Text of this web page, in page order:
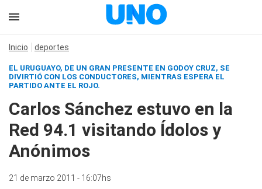
Inicio deportes
EL URUGUAYO, DE UN GRAN PRESENTE EN GODOY CRUZ, SE
DIVIRTIÓ CON LOS CONDUCTORES, MIENTRAS ESPERA EL
PARTIDO ANTE EL ROJO.
Carlos Sánchez estuvo en la
Red 94.1 visitando Ídolos y
Anónimos
21 de marzo 2011 - 16:07hs